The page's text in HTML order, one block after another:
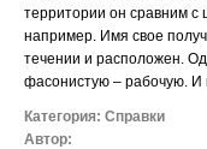
территории он сравним с
например. Имя свое
течении и расположен.
фасонистую – рабочую. И
Категория: Справки
Автор: